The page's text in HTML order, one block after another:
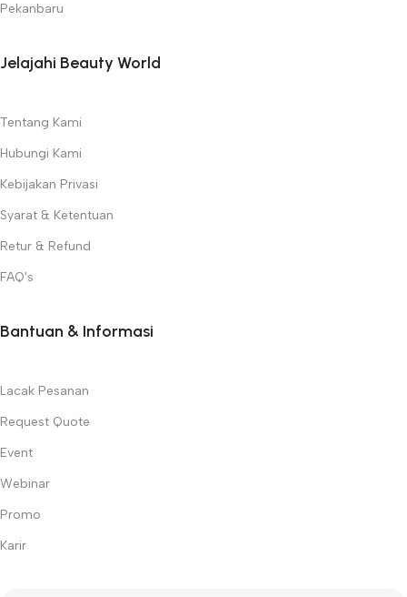
Pekanbaru
Jelajahi Beauty World
Tentang Kami
Hubungi Kami
Kebijakan Privasi
Syarat & Ketentuan
Retur & Refund
FAQ's
Bantuan & Informasi
Lacak Pesanan
Request Quote
Event
Webinar
Promo
Karir